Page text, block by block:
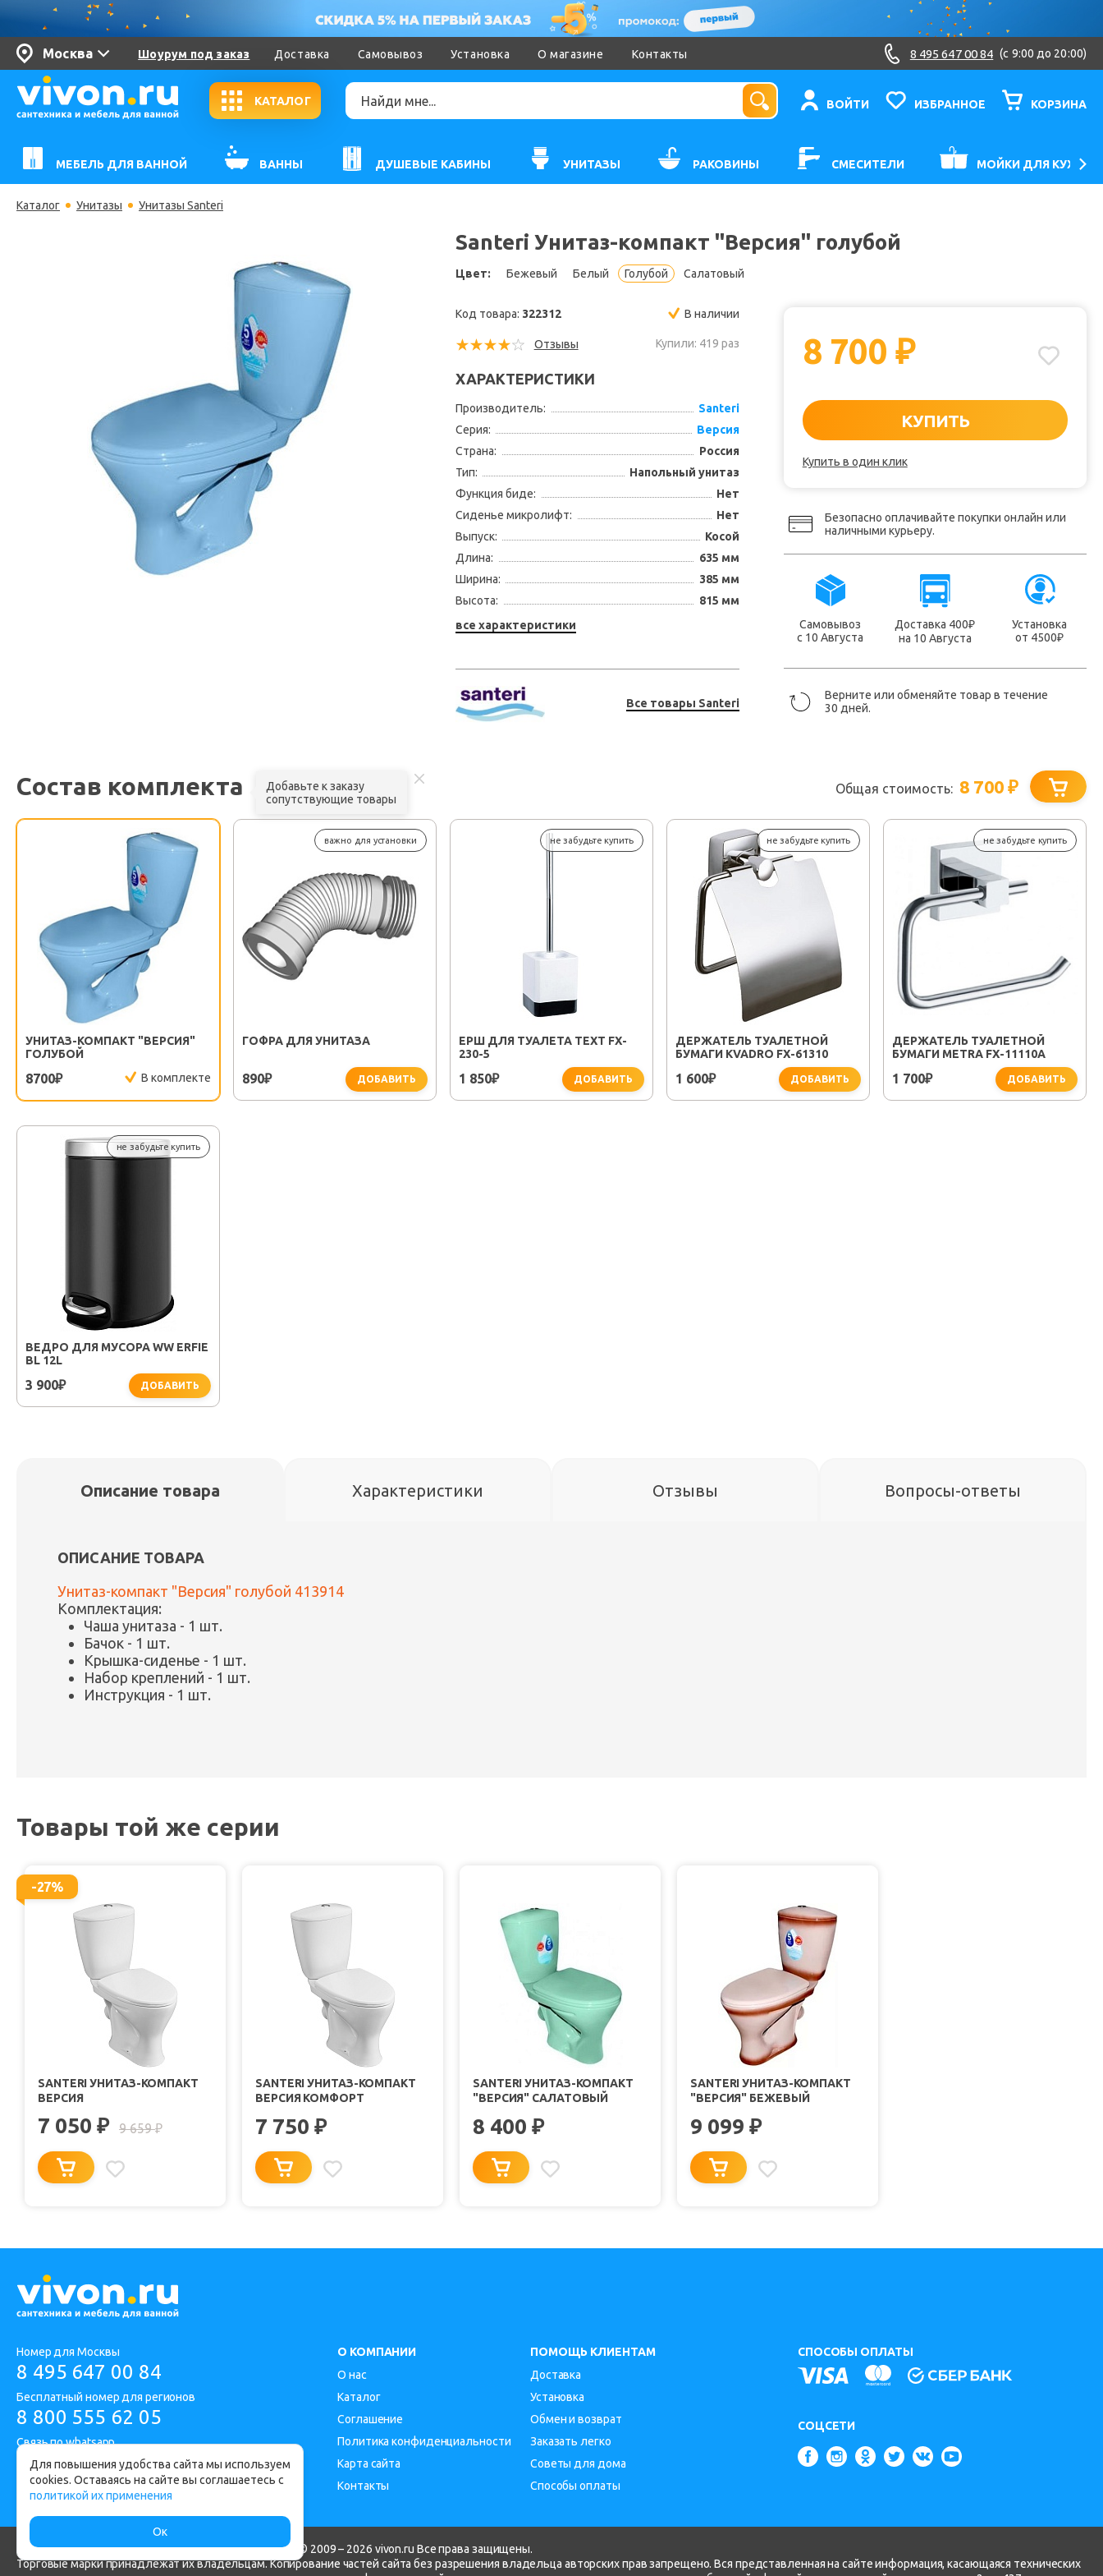
Москва Шоурум под заказ Доставка Самовывоз Установка О магазине Контакты 8 495 647 00 84 (c 9:00 до 20:00)
КАТАЛОГ ВОЙТИ ИЗБРАННОЕ КОРЗИНА
МЕБЕЛЬ ДЛЯ ВАННОЙ ВАННЫ ДУШЕВЫЕ КАБИНЫ УНИТАЗЫ РАКОВИНЫ СМЕСИТЕЛИ МОЙКИ ДЛЯ КУХНИ
Каталог Унитазы Унитазы Santeri
Santeri Унитаз-компакт "Версия" голубой
Цвет: Бежевый Белый Голубой Салатовый
Код товара: 322312 В наличии
Отзывы Купили: 419 раз
ХАРАКТЕРИСТИКИ
Производитель:
Santeri
Серия:
Версия
Страна:
Россия
Тип:
Напольный унитаз
Функция биде:
Нет
Сиденье микролифт:
Нет
Выпуск:
Косой
Длина:
635 мм
Ширина:
385 мм
Высота:
815 мм
все характеристики
Все товары Santeri
8 700 ₽
КУПИТЬ
Купить в один клик
Безопасно оплачивайте покупки онлайн или
наличными курьеру.
Самовывоз
с 10 Августа
Доставка 400₽
на 10 Августа
Установка
от 4500₽
Верните или обменяйте товар в течение
30 дней.
Состав комплекта
Добавьте к заказу
сопутствующие товары
Общая стоимость: 8 700₽
УНИТАЗ-КОМПАКТ "ВЕРСИЯ"
ГОЛУБОЙ
8700₽ В комплекте
важно для установки
ГОФРА ДЛЯ УНИТАЗА
890₽ ДОБАВИТЬ
не забудьте купить
ЕРШ ДЛЯ ТУАЛЕТА TEXT FX-
230-5
1 850₽ ДОБАВИТЬ
не забудьте купить
ДЕРЖАТЕЛЬ ТУАЛЕТНОЙ
БУМАГИ KVADRO FX-61310
1 600₽ ДОБАВИТЬ
не забудьте купить
ДЕРЖАТЕЛЬ ТУАЛЕТНОЙ
БУМАГИ METRA FX-11110A
1 700₽ ДОБАВИТЬ
не забудьте купить
ВЕДРО ДЛЯ МУСОРА WW ERFIE
BL 12L
3 900₽ ДОБАВИТЬ
Описание товара Характеристики Отзывы Вопросы-ответы
ОПИСАНИЕ ТОВАРА
Унитаз-компакт "Версия" голубой 413914
Комплектация:
Чаша унитаза - 1 шт.
Бачок - 1 шт.
Крышка-сиденье - 1 шт.
Набор креплений - 1 шт.
Инструкция - 1 шт.
Товары той же серии
-27%
SANTERI УНИТАЗ-КОМПАКТ
ВЕРСИЯ
7 050 ₽ 9 659₽
SANTERI УНИТАЗ-КОМПАКТ
ВЕРСИЯ КОМФОРТ
7 750 ₽
SANTERI УНИТАЗ-КОМПАКТ
"ВЕРСИЯ" САЛАТОВЫЙ
8 400 ₽
SANTERI УНИТАЗ-КОМПАКТ
"ВЕРСИЯ" БЕЖЕВЫЙ
9 099 ₽
Номер для Москвы
8 495 647 00 84
Бесплатный номер для регионов
8 800 555 62 05
Связь по whatsapp
Адрес офиса: Москва, Дорожная улица 1
О КОМПАНИИ
О нас
Каталог
Соглашение
Политика конфиденциальности
Карта сайта
Контакты
ПОМОЩЬ КЛИЕНТАМ
Доставка
Установка
Обмен и возврат
Заказать легко
Советы для дома
Способы оплаты
СПОСОБЫ ОПЛАТЫ
СОЦСЕТИ
Интернет-магазин сантехники и мебели для ванной © 2009 – 2026 vivon.ru Все права защищены.
Торговые марки принадлежат их владельцам. Копирование частей сайта без разрешения владельца авторских прав запрещено. Вся представленная на сайте информация, касающаяся технических
Для повышения удобства сайта мы используем
cookies. Оставаясь на сайте вы соглашаетесь с
политикой их применения
Ок